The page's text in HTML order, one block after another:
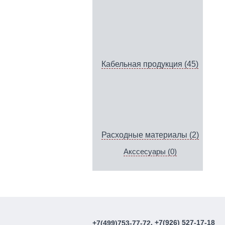
Кабельная продукция (45)
Расходные материалы (2)
Акссесуары (0)
+7(499)753-77-72, +7(926) 527-17-18